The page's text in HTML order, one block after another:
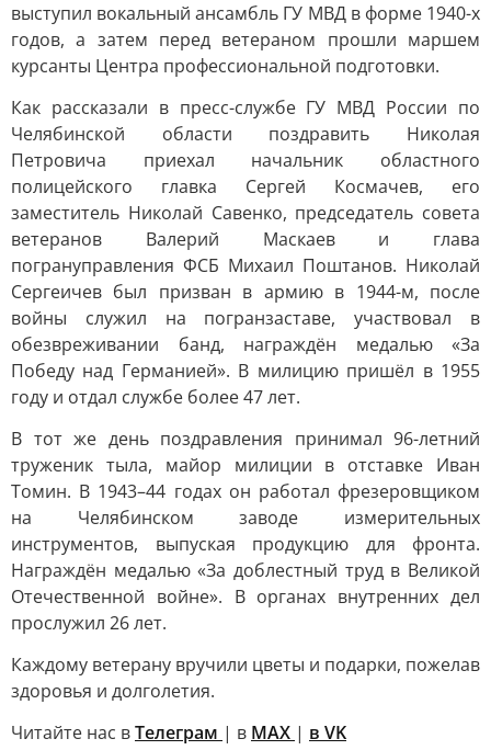
выступил вокальный ансамбль ГУ МВД в форме 1940-х
годов, а затем перед ветераном прошли маршем
курсанты Центра профессиональной подготовки.
Как рассказали в пресс-службе ГУ МВД России по
Челябинской области поздравить Николая
Петровича приехал начальник областного
полицейского главка Сергей Космачев, его
заместитель Николай Савенко, председатель совета
ветеранов Валерий Маскаев и глава
погрануправления ФСБ Михаил Поштанов. Николай
Сергеичев был призван в армию в 1944-м, после
войны служил на погранзаставе, участвовал в
обезвреживании банд, награждён медалью «За
Победу над Германией». В милицию пришёл в 1955
году и отдал службе более 47 лет.
В тот же день поздравления принимал 96-летний
труженик тыла, майор милиции в отставке Иван
Томин. В 1943–44 годах он работал фрезеровщиком
на Челябинском заводе измерительных
инструментов, выпуская продукцию для фронта.
Награждён медалью «За доблестный труд в Великой
Отечественной войне». В органах внутренних дел
прослужил 26 лет.
Каждому ветерану вручили цветы и подарки, пожелав
здоровья и долголетия.
Читайте нас вТелеграм | в MAX | в VK